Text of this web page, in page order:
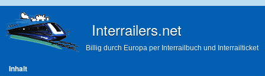
Interrailers.net
Billig durch Europa per Interrailbuch und Interrailticket
Hauptmenü
Inhalt